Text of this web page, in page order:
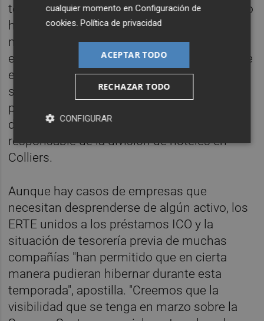
todavía una decisión clara de venta y por eso
hay muy pocas operaciones reales en el
mercado. Muchas están enstand by
esperando a que disminuya la incertidumbre
en el mercado y que las buenas noticias
sobre la evolución de la pandemia permitan
pensar en una recuperación de la confianza
de los viajeros internacionales", señala la
responsable de la división de hoteles en
Colliers.
Aunque hay casos de empresas que
necesitan desprenderse de algún activo, los
ERTE unidos a los préstamos ICO y la
situación de tesorería previa de muchas
compañías "han permitido que en cierta
manera pudieran hibernar durante esta
temporada", apostilla. "Creemos que la
visibilidad que se tenga en marzo sobre la
cualquier momento enConfiguración de
cookies.Política de privacidad
ACEPTAR TODO
RECHAZAR TODO
CONFIGURAR